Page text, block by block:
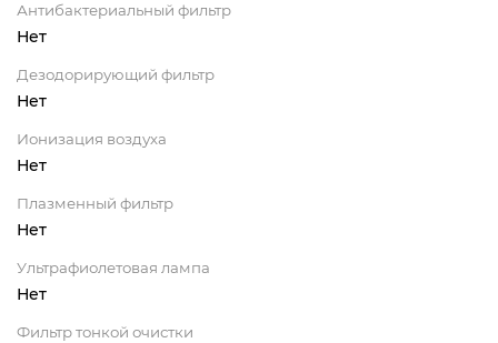
Антибактериальный фильтр
Нет
Дезодорирующий фильтр
Нет
Ионизация воздуха
Нет
Плазменный фильтр
Нет
Ультрафиолетовая лампа
Нет
Фильтр тонкой очистки